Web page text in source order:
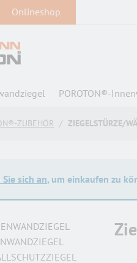
Onlineshop
POROTON®-
ZUBEHÖR ZIEGELSTÜRZE/
sich an, um einkaufen zu